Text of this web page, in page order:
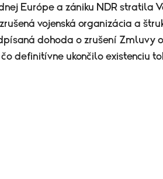
Európe a zániku NDR stratila
vojenská organizácia a
dohoda o zrušení Zmluvy
definitívne ukončilo existenciu